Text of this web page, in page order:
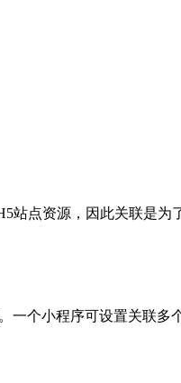
站点资源，因此关联是
一个小程序可设置关联